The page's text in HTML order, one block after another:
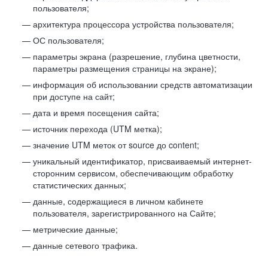
пользователя;
архитектура процессора устройства пользователя;
ОС пользователя;
параметры экрана (разрешение, глубина цветности,
параметры размещения страницы на экране);
информация об использовании средств автоматизации
при доступе на сайт;
дата и время посещения сайта;
источник перехода (UTM метка);
значение UTM меток от source до content;
уникальный идентификатор, присваиваемый интернет-
сторонним сервисом, обеспечивающим обработку
статистических данных;
данные, содержащиеся в личном кабинете
пользователя, зарегистрированного на Сайте;
метрические данные;
данные сетевого трафика.